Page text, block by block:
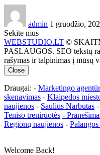
admin 1 gruodžio,
Sekite mus
WEBSTUDIO.LT ©
PASLAUGOS. SEO tekstų
rašymas ir talpinimas į mūsų
Close
Draugai: - Marketingo
skenavimas - Klaipedos
naujienos - Saulius Narbutas -
Teniso treniruotės -
Regionų naujienos -
Welcome Back!